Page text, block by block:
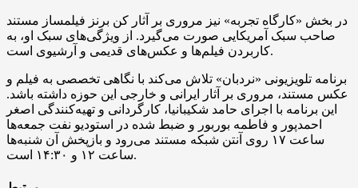
در بخش «کارگاه تجربه» نیز مروری بر آثار کن برنز فیلمساز مستند
صاحب سبک آمریکایی صورت می‌گیرد. از ویژگی‌های سبک او، به
کاربردن فیلم‌ها و عکس‌های قدیمی و آرشیوی است.
برنامه تلویزیونی «نردبان» تلاش می‌کند با نگاهی تخصصی به فیلم و
عکس مستند، مروری بر آثار ایرانی و خارجی این حوزه داشته باشد.
این برنامه با اجرای حامد شکیبانیا، کارگردانی و تهیه‌کنندگی اصغر
احمدپور و فاطمه بوربور و ضبط شده در استودیو نفت جمعه‌ها
ساعت ۱۷ روی آنتن شبکه‌ مستند می‌رود و بازپخش آن شنبه‌ها
ساعت ۱۲ و ۱۴:۳۰ است.